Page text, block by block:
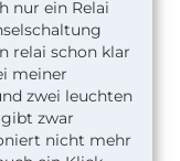
nur ein Relai
relai schon klar
meiner
zwei leuchten
zwar
nicht mehr